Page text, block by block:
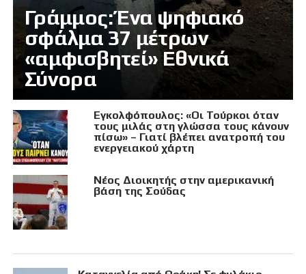
Γράμμος: Ένα ψηφιακό
σφάλμα 37 μέτρων
«αμφισβητεί» Εθνικά
Σύνορα
Εγκολφόπουλος: «Οι Τούρκοι όταν
τους μιλάς στη γλώσσα τους κάνουν
πίσω» – Γιατί βλέπει ανατροπή του
ενεργειακού χάρτη
Νέος Διοικητής στην αμερικανική
βάση της Σούδας